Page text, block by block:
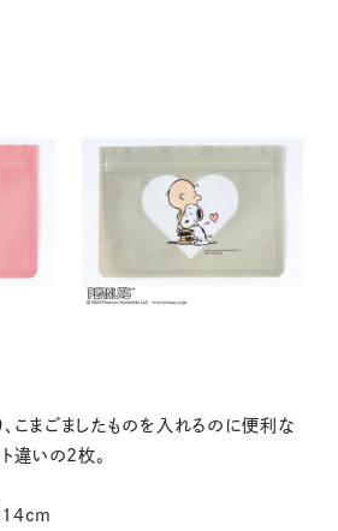
こまごましたものを入れるのに便利な
違いの2枚。
14cm